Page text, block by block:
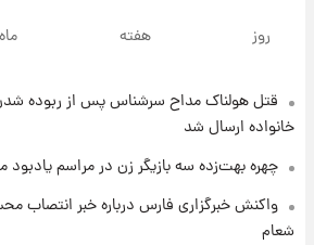
مرداد ۱۴۰۵ +جدول
۸ ساعت پیش
۹ ساعت پیش
روز هفته ماه
قتل هولناک مداح سرشناس پس از ربوده
خانواده ارسال شد
چهره بهت‌زده سه بازیگر زن در مراسم یادبود
واکنش خبرگزاری فارس درباره خبر انتصاب
شعام